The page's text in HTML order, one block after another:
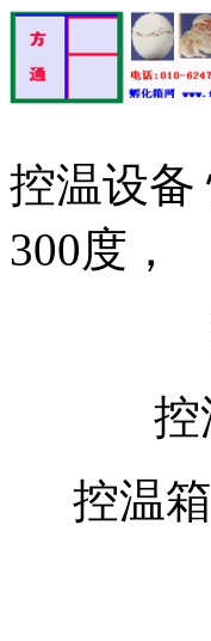
控温设备
300度，
控
控温